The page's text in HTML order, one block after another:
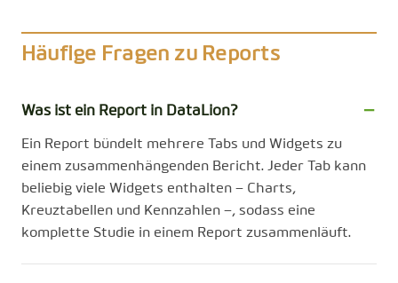
Häufige Fragen zu Reports
Was ist ein Report in DataLion?
Ein Report bündelt mehrere Tabs und Widgets zu
einem zusammenhängenden Bericht. Jeder Tab kann
beliebig viele Widgets enthalten – Charts,
Kreuztabellen und Kennzahlen –, sodass eine
komplette Studie in einem Report zusammenläuft.